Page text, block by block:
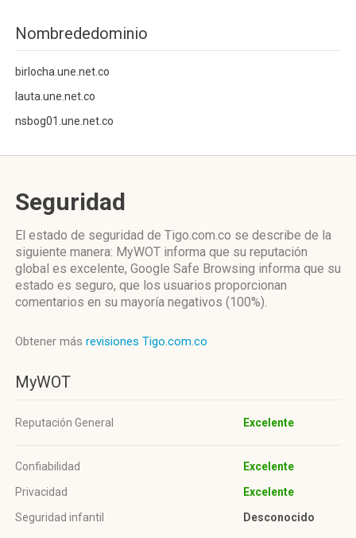
Nombrededominio
birlocha.une.net.co
lauta.une.net.co
nsbog01.une.net.co
Seguridad
El estado de seguridad de Tigo.com.co se describe de la
siguiente manera: MyWOT informa que su reputación
global es excelente, Google Safe Browsing informa que su
estado es seguro, que los usuarios proporcionan
comentarios en su mayoría negativos (100%).
Obtener más revisiones Tigo.com.co
MyWOT
Reputación General Excelente
Confiabilidad
Excelente
Privacidad
Excelente
Seguridad infantil
Desconocido